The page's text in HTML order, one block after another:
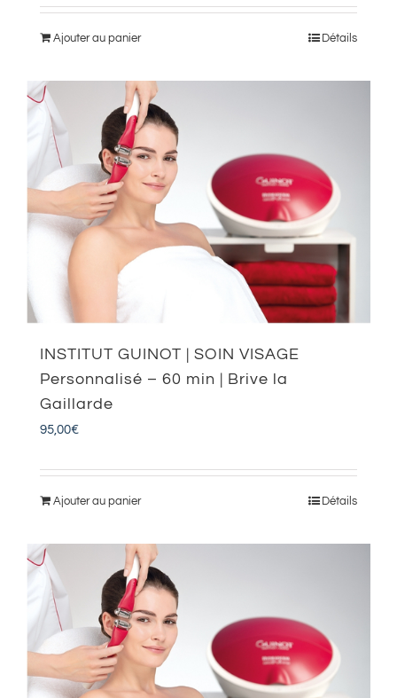
Ajouter au panier Détails
INSTITUT GUINOT | SOIN VISAGE
Personnalisé – 60 min | Brive la
Gaillarde
95,00€
Ajouter au panier Détails